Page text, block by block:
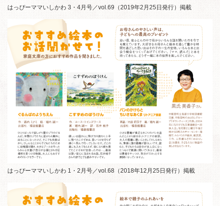
はっぴーママいしかわ 3・4月号／vol.69（2019年2月25日発行）掲載
はっぴーママいしかわ 1・2月号／vol.68（2018年12月25日発行）掲載